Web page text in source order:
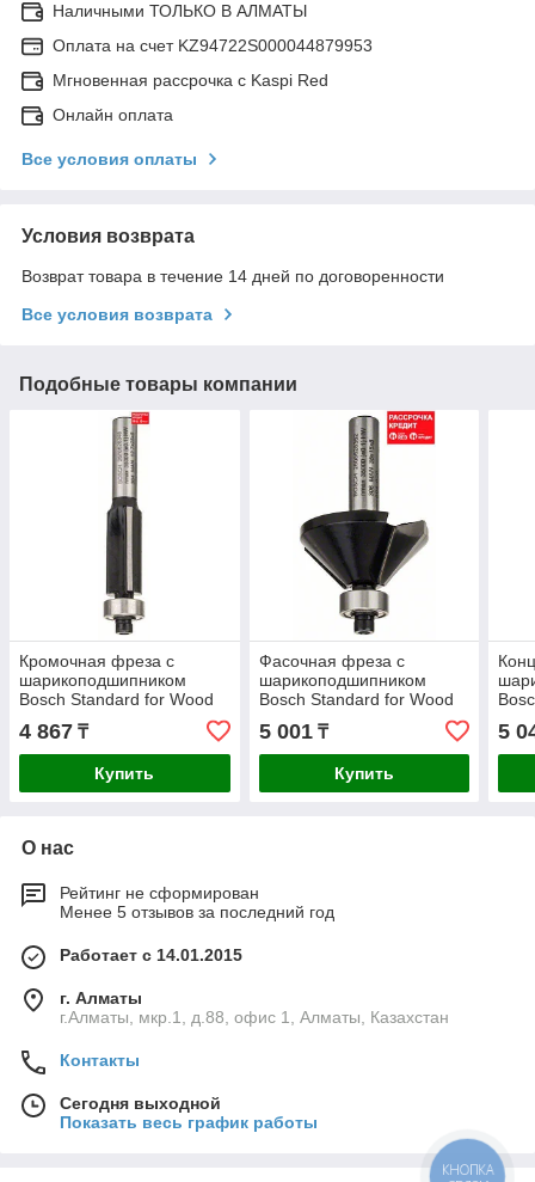
Наличными ТОЛЬКО В АЛМАТЫ
Оплата на счет KZ94722S000044879953
Мгновенная рассрочка с Kaspi Red
Онлайн оплата
Все условия оплаты
Условия возврата
Возврат товара в течение 14 дней по договоренности
Все условия возврата
Подобные товары компании
Кромочная фреза с
шарикоподшипником
Bosch Standard for Wood
4 867 ₸
Купить
Фасочная фреза с
шарикоподшипником
Bosch Standard for Wood
5 001₸
Купить
5
О нас
Рейтинг не сформирован
Менее 5 отзывов за последний год
Работает с 14.01.2015
г. Алматы
г.Алматы, мкр.1, д.88, офис 1, Алматы, Казахстан
Контакты
Сегодня выходной
Показать весь график работы
КНОПКА